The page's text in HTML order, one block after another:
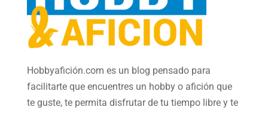
Hobbyafición.com es un blog pensado para
facilitarte que encuentres un hobby o afición que
te guste, te permita disfrutar de tu tiempo libre y te